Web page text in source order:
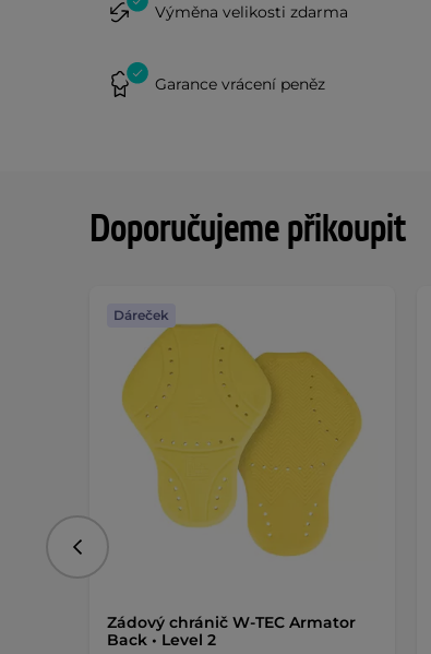
Výměna velikosti zdarma
Garance vrácení peněz
Doporučujeme přikoupit
Zádový chránič W-TEC Armator
Back • Level 2
Dáreček
Předchozí